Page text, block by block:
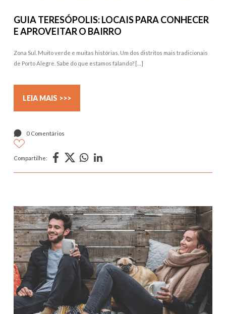
GUIA TERESÓPOLIS: LOCAIS PARA CONHECER
E APROVEITAR O BAIRRO
Zona Sul. Muito verde e muitas histórias. Um dos distritos mais tradicionais
de Porto Alegre. Sabe do que estamos falando? […]
LEIA MAIS >>>
0 Comentários
Compartilhe: